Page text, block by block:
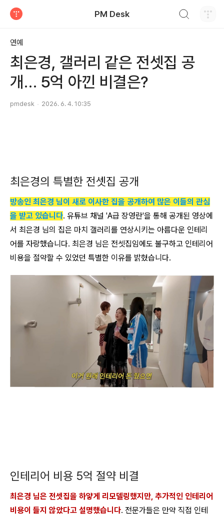
PM Desk
연예
최은경, 갤러리 같은 전셋집 공
개… 5억 아낀 비결은?
pmdesk 2026. 6. 4. 10:35
최은경의 특별한 전셋집 공개
방송인 최은경 님이 새로 이사한 집을 공개하여 많은 이들의 관심
을 받고 있습니다. 유튜브 채널 'A급 장영란'을 통해 공개된 영상에
서 최은경 님의 집은 마치 갤러리를 연상시키는 아름다운 인테리
어를 자랑했습니다. 최은경 님은 전셋집임에도 불구하고 인테리어
비용을 절약할 수 있었던 특별한 이유를 밝혔습니다.
인테리어 비용 5억 절약 비결
최은경 님은 전셋집을 하얗게 리모델링했지만, 추가적인 인테리어
비용이 들지 않았다고 설명했습니다. 전문가들은 만약 직접 인테